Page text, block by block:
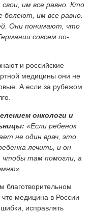
им все равно. Кто
болеют, им все равно.
Они понимают, что
совсем по-
и российские
медицины они не
А если за рубежом
онкологи и
«Если ребенок
не один врач, это
лечить, и он
чтобы там помогли, а
благотворительном
медицина в России
исправлять